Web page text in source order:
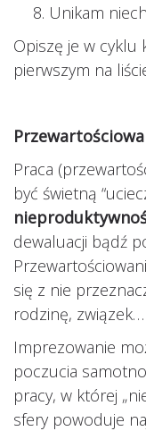
Unikam
Opiszę je w cyklu
pierwszym na
Praca
być świetną
dewaluacji bądź
się z nie
rodzinę, związek…
Imprezowanie
poczucia
pracy, w której
sfery powoduje